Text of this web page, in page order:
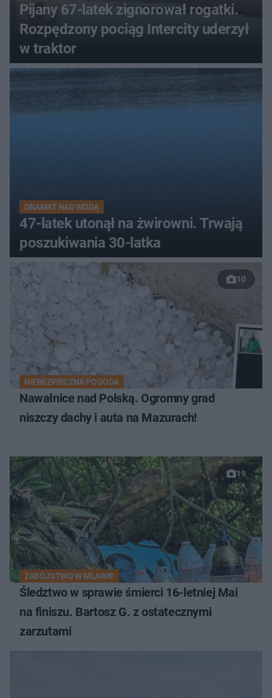
Pijany 67-latek zignorował rogatki.
Rozpędzony pociąg Intercity uderzył
w traktor
DRAMAT NAD WODĄ
47-latek utonął na żwirowni. Trwają
poszukiwania 30-latka
10
NIEBEZPIECZNA POGODA
Nawałnice nad Polską. Ogromny grad
niszczy dachy i auta na Mazurach!
19
ZABÓJSTWO W MŁAWIE
Śledztwo w sprawie śmierci 16-letniej Mai
na finiszu. Bartosz G. z ostatecznymi
zarzutami